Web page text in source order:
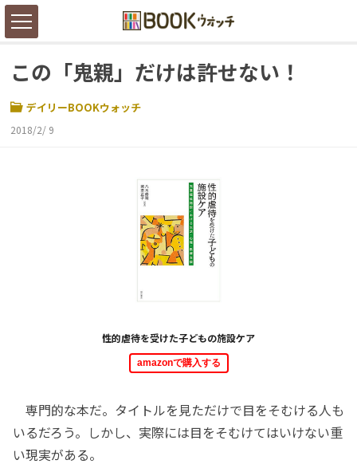
この「鬼親」だけは許せない！
デイリーBOOKウォッチ
2018/2/ 9
性的虐待を受けた子どもの施設ケア
amazonで購入する
専門的な本だ。タイトルを見ただけで目をそむける人も
いるだろう。しかし、実際には目をそむけてはいけない重
い現実がある。